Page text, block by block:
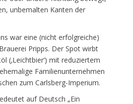
unbemalten Kanten der
war eine (nicht erfolgreiche)
Pripps. Der Spot wirbt
(‚Leichtbier‘) mit reduziertem
Familienunternehmen
zum Carlsberg-Imperium.
auf Deutsch „Ein